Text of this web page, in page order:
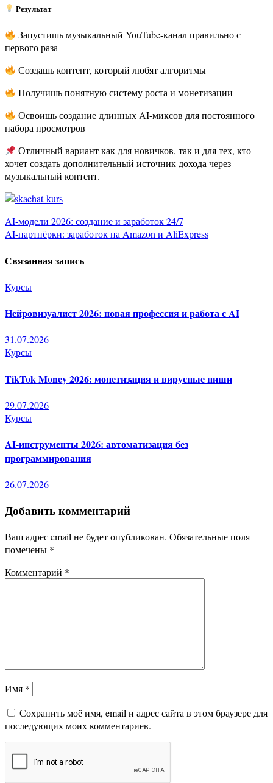
Результат
Запустишь музыкальный YouTube-канал правильно с
первого раза
Создашь контент, который любят алгоритмы
Получишь понятную систему роста и монетизации
Освоишь создание длинных AI-миксов для постоянного
набора просмотров
Отличный вариант как для новичков, так и для тех, кто
хочет создать дополнительный источник дохода через
музыкальный контент.
Навигация
по
записям
AI-модели 2026: создание и заработок 24/7
AI-партнёрки: заработок на Amazon и AliExpress
Связанная запись
Курсы
Нейровизуалист 2026: новая профессия и работа с AI
31.07.2026
Курсы
TikTok Money 2026: монетизация и вирусные ниши
29.07.2026
Курсы
AI-инструменты 2026: автоматизация без
программирования
26.07.2026
Добавить комментарий
Ваш адрес email не будет опубликован. Обязательные поля
помечены *
Комментарий *
Имя *
Сохранить моё имя, email и адрес сайта в этом браузере для
последующих моих комментариев.